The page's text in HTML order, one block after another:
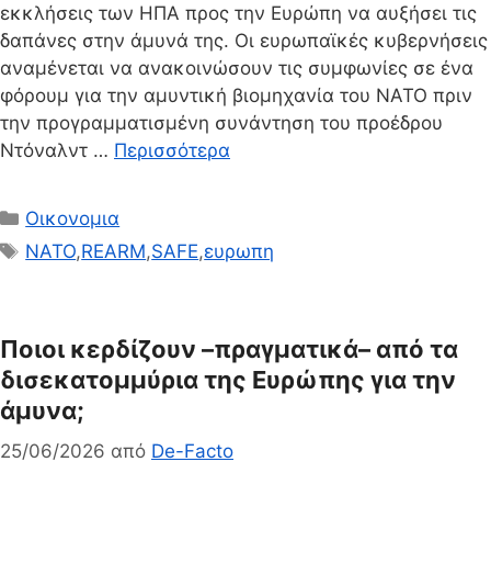
εκκλήσεις των ΗΠΑ προς την Ευρώπη να αυξήσει τις
δαπάνες στην άμυνά της. Οι ευρωπαϊκές κυβερνήσεις
αναμένεται να ανακοινώσουν τις συμφωνίες σε ένα
φόρουμ για την αμυντική βιομηχανία του ΝΑΤΟ πριν
την προγραμματισμένη συνάντηση του προέδρου
Ντόναλντ … Περισσότερα
Κατηγορίες
Οικονομια
Ετικέτες
NATO,REARM,SAFE,ευρωπη
Ποιοι κερδίζουν –πραγματικά– από τα
δισεκατομμύρια της Ευρώπης για την
άμυνα;
25/06/2026 από De-Facto